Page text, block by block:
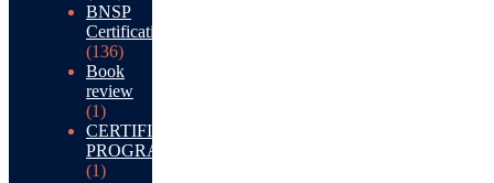
BNSP
Certification
(136)
Book
review
(1)
CERTIFICATION
PROGRAM
(1)